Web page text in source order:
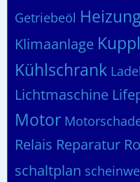
Getriebeöl Heizung
Klimaanlage
Kühlschrank
Lichtmaschine
Motor
Relais Reparatur
schaltplan